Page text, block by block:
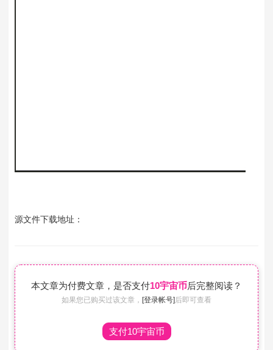
源文件下载地址：
本文章为付费文章，是否支付10宇宙币后完整阅读？
如果您已购买过该文章， [登录帐号]后即可查看
支付10宇宙币